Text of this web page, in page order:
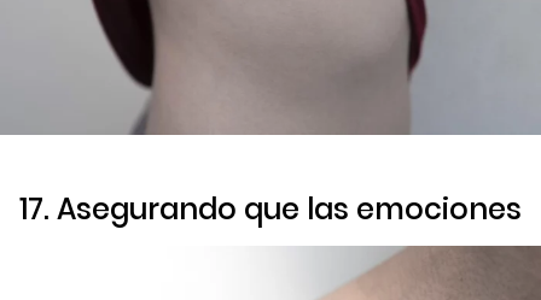
17. Asegurando que las emociones